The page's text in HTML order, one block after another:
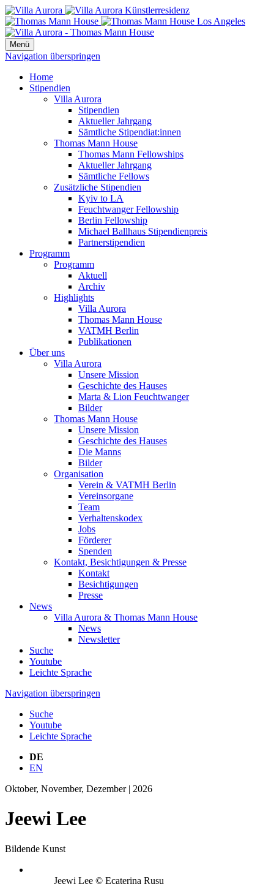
Menü
Navigation überspringen
Home
Stipendien
Villa Aurora
Stipendien
Aktueller Jahrgang
Sämtliche Stipendiat:innen
Thomas Mann House
Thomas Mann Fellowships
Aktueller Jahrgang
Sämtliche Fellows
Zusätzliche Stipendien
Kyiv to LA
Feuchtwanger Fellowship
Berlin Fellowship
Michael Ballhaus Stipendienpreis
Partnerstipendien
Programm
Programm
Aktuell
Archiv
Highlights
Villa Aurora
Thomas Mann House
VATMH Berlin
Publikationen
Über uns
Villa Aurora
Unsere Mission
Geschichte des Hauses
Marta & Lion Feuchtwanger
Bilder
Thomas Mann House
Unsere Mission
Geschichte des Hauses
Die Manns
Bilder
Organisation
Verein & VATMH Berlin
Vereinsorgane
Team
Verhaltenskodex
Jobs
Förderer
Spenden
Kontakt, Besichtigungen & Presse
Kontakt
Besichtigungen
Presse
News
Villa Aurora & Thomas Mann House
News
Newsletter
Suche
Youtube
Leichte Sprache
Navigation überspringen
Suche
Youtube
Leichte Sprache
DE
EN
Oktober, November, Dezember | 2026
Jeewi Lee
Bildende Kunst
Jeewi Lee © Ecaterina Rusu